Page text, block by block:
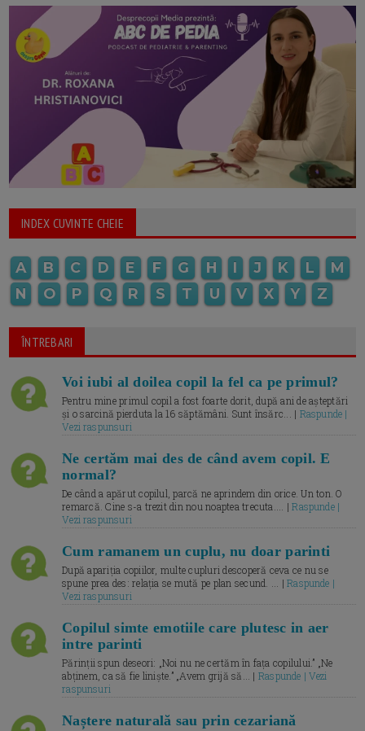
INDEX CUVINTE CHEIE
A B C D E F G H I J K L
M
N
O P Q R S T U V X Y Z
ÎNTREBARI
Voi iubi al doilea copil la fel ca pe primul?
Pentru mine primul copil a fost foarte dorit, după ani de așteptări
și o sarcină pierduta la 16 săptămâni. Sunt însărc... | Raspunde |
Vezi raspunsuri
Ne certăm mai des de când avem copil. E
normal?
De când a apărut copilul, parcă ne aprindem din orice. Un ton. O
remarcă. Cine s-a trezit din nou noaptea trecuta.... |Raspunde |
Vezi raspunsuri
Cum ramanem un cuplu, nu doar parinti
După apariția copiilor, multe cupluri descoperă ceva ce nu se
spune prea des: relația se mută pe plan secund. ... |Raspunde |
Vezi raspunsuri
Copilul simte emotiile care plutesc in aer
intre parinti
Părinții spun deseori: „Noi nu ne certăm în fața copilului.” „Ne
abținem, ca să fie liniște.” „Avem grijă să... | Raspunde | Vezi
raspunsuri
Naștere naturală sau prin cezariană